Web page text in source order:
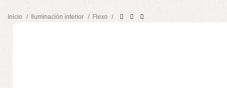
Inicio Iluminación interior Flexo